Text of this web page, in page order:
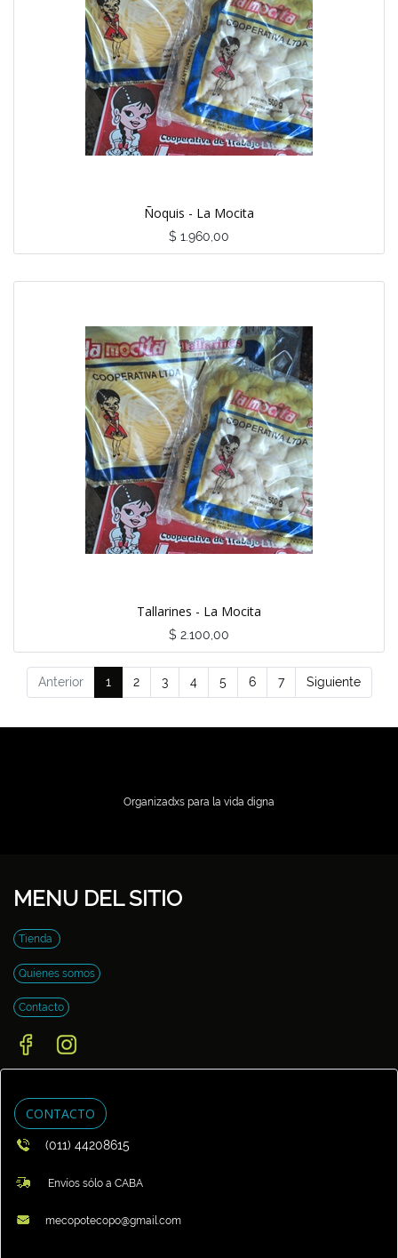
Ñoquis - La Mocita
$ 1.960,00
Tallarines - La Mocita
$ 2.100,00
Anterior 1 2 3 4 5 6 7 Siguiente
Organizadxs para la vida digna
MENU DEL SITIO
Tienda
Quienes somos
Contacto
CONTACTO
(011) 44208615
Envíos sólo a CABA
mecopotecopo@gmail.com